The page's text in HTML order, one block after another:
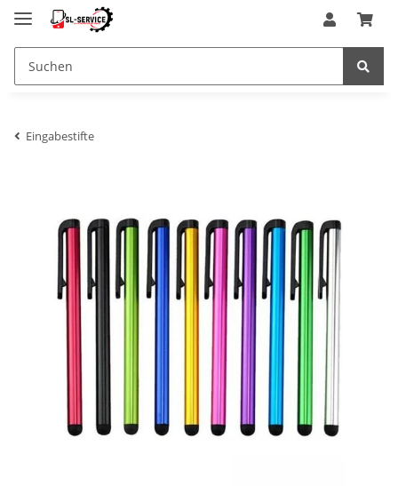
Eingabestifte